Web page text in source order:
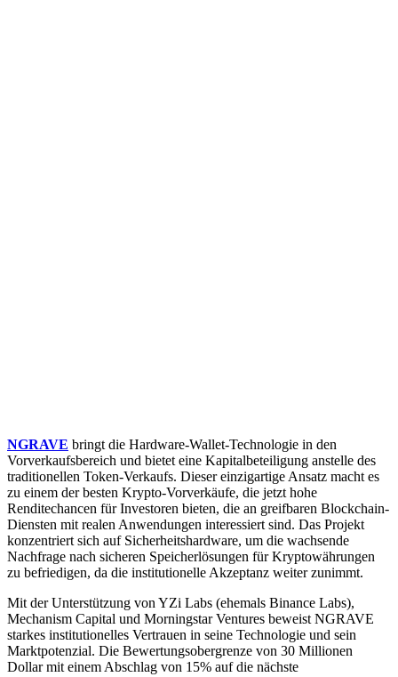
NGRAVE bringt die Hardware-Wallet-Technologie in den
Vorverkaufsbereich und bietet eine Kapitalbeteiligung anstelle des
traditionellen Token-Verkaufs. Dieser einzigartige Ansatz macht es
zu einem der besten Krypto-Vorverkäufe, die jetzt hohe
Renditechancen für Investoren bieten, die an greifbaren Blockchain-
Diensten mit realen Anwendungen interessiert sind. Das Projekt
konzentriert sich auf Sicherheitshardware, um die wachsende
Nachfrage nach sicheren Speicherlösungen für Kryptowährungen
zu befriedigen, da die institutionelle Akzeptanz weiter zunimmt.
Mit der Unterstützung von YZi Labs (ehemals Binance Labs),
Mechanism Capital und Morningstar Ventures beweist NGRAVE
starkes institutionelles Vertrauen in seine Technologie und sein
Marktpotenzial. Die Bewertungsobergrenze von 30 Millionen
Dollar mit einem Abschlag von 15% auf die nächste